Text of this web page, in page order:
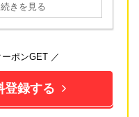
続きを見る
ポンGET ／
録する